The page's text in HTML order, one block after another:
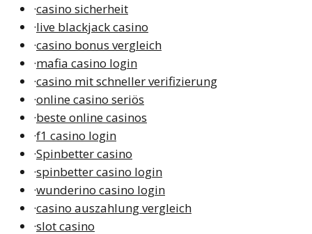
·casino sicherheit
·live blackjack casino
·casino bonus vergleich
·mafia casino login
·casino mit schneller verifizierung
·online casino seriös
·beste online casinos
·f1 casino login
·Spinbetter casino
·spinbetter casino login
·wunderino casino login
·casino auszahlung vergleich
·slot casino